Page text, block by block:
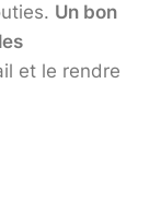
Un bon
et le rendre